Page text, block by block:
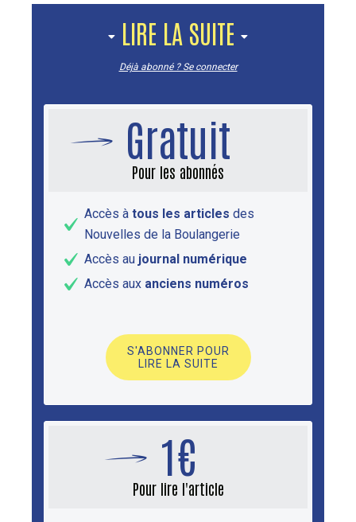
LIRE LA SUITE
Déjà abonné ? Se connecter
Gratuit
Pour les abonnés
Accès à tous les articles des
Nouvelles de la Boulangerie
Accès au journal numérique
Accès aux anciens numéros
S'ABONNER POUR
LIRE LA SUITE
1€
Pour lire l'article